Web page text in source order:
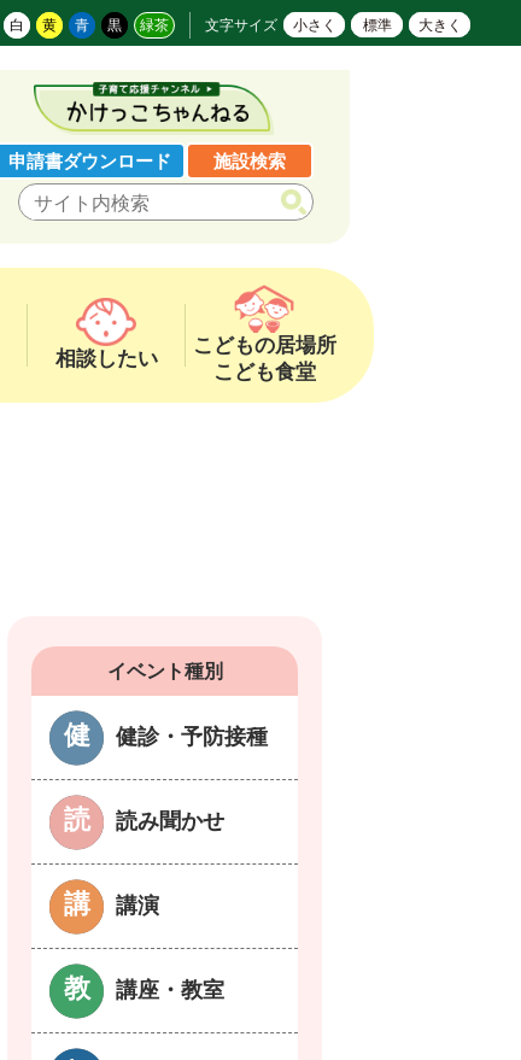
白 黄 青 黒 緑茶 文字サイズ 小さく 標準 大きく
申請書ダウンロード 施設検索
相談したい
こどもの居場所
こども食堂
イベント種別
健診・予防接種
読み聞かせ
講演
講座・教室